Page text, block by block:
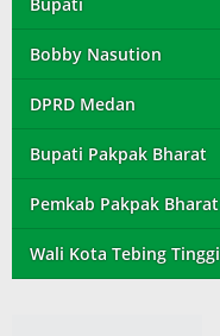
Bobby Nasution
DPRD Medan
Bupati Pakpak Bharat
Pemkab Pakpak Bharat
Wali Kota Tebing Tinggi